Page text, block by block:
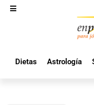
Dietas Astrología